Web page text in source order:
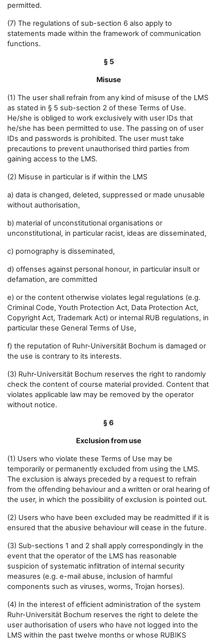
permitted.
(7) The regulations of sub-section 6 also apply to
statements made within the framework of communication
functions.
§ 5
Misuse
(1) The user shall refrain from any kind of misuse of the LMS
as stated in § 5 sub-section 2 of these Terms of Use.
He/she is obliged to work exclusively with user IDs that
he/she has been permitted to use. The passing on of user
IDs and passwords is prohibited. The user must take
precautions to prevent unauthorised third parties from
gaining access to the LMS.
(2) Misuse in particular is if within the LMS
a) data is changed, deleted, suppressed or made unusable
without authorisation,
b) material of unconstitutional organisations or
unconstitutional, in particular racist, ideas are disseminated,
c) pornography is disseminated,
d) offenses against personal honour, in particular insult or
defamation, are committed
e) or the content otherwise violates legal regulations (e.g.
Criminal Code, Youth Protection Act, Data Protection Act,
Copyright Act, Trademark Act) or internal RUB regulations, in
particular these General Terms of Use,
f) the reputation of Ruhr-Universität Bochum is damaged or
the use is contrary to its interests.
(3) Ruhr-Universität Bochum reserves the right to randomly
check the content of course material provided. Content that
violates applicable law may be removed by the operator
without notice.
§ 6
Exclusion from use
(1) Users who violate these Terms of Use may be
temporarily or permanently excluded from using the LMS.
The exclusion is always preceded by a request to refrain
from the offending behaviour and a written or oral hearing of
the user, in which the possibility of exclusion is pointed out.
(2) Users who have been excluded may be readmitted if it is
ensured that the abusive behaviour will cease in the future.
(3) Sub-sections 1 and 2 shall apply correspondingly in the
event that the operator of the LMS has reasonable
suspicion of systematic infiltration of internal security
measures (e.g. e-mail abuse, inclusion of harmful
components such as viruses, worms, Trojan horses).
(4) In the interest of efficient administration of the system
Ruhr-Universität Bochum reserves the right to delete the
user authorisation of users who have not logged into the
LMS within the past twelve months or whose RUBIKS